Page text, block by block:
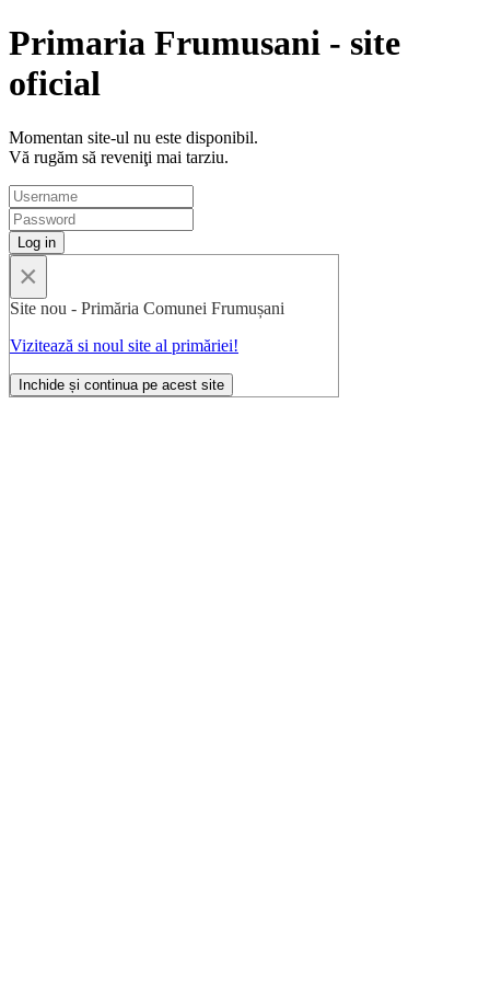
Primaria Frumusani - site
oficial
Momentan site-ul nu este disponibil.
Vă rugăm să reveniţi mai tarziu.
×
Site nou - Primăria Comunei Frumușani
Vizitează si noul site al primăriei!
Inchide și continua pe acest site